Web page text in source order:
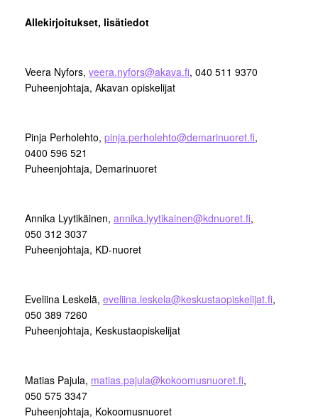
Allekirjoitukset, lisätiedot
Veera Nyfors, veera.nyfors@akava.fi, 040 511 9370
Puheenjohtaja, Akavan opiskelijat
Pinja Perholehto, pinja.perholehto@demarinuoret.fi,
0400 596 521
Puheenjohtaja, Demarinuoret
Annika Lyytikäinen, annika.lyytikainen@kdnuoret.fi,
050 312 3037
Puheenjohtaja, KD-nuoret
Eveliina Leskelä, eveliina.leskela@keskustaopiskelijat.fi,
050 389 7260
Puheenjohtaja, Keskustaopiskelijat
Matias Pajula, matias.pajula@kokoomusnuoret.fi,
050 575 3347
Puheenjohtaja, Kokoomusnuoret